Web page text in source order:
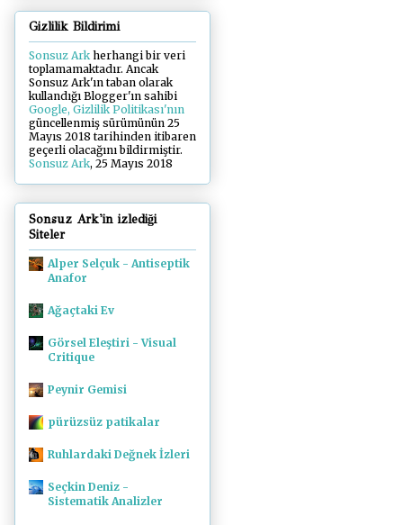
Gizlilik Bildirimi
Sonsuz Arkherhangi bir veri
toplamamaktadır. Ancak
Sonsuz Ark'ın taban olarak
kullandığı Blogger'ın sahibi
Google, Gizlilik Politikası'nın
güncellenmiş sürümünün 25
Mayıs 2018 tarihinden itibaren
geçerli olacağını bildirmiştir.
Sonsuz Ark, 25 Mayıs 2018
Sonsuz Ark'in izlediği
Siteler
Alper Selçuk - Antiseptik
Anafor
Ağaçtaki Ev
Görsel Eleştiri - Visual
Critique
Peynir Gemisi
pürüzsüz patikalar
Ruhlardaki Değnek İzleri
Seçkin Deniz -
Sistematik Analizler